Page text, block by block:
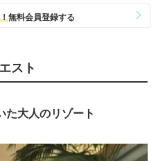
スト
た大人のリゾート